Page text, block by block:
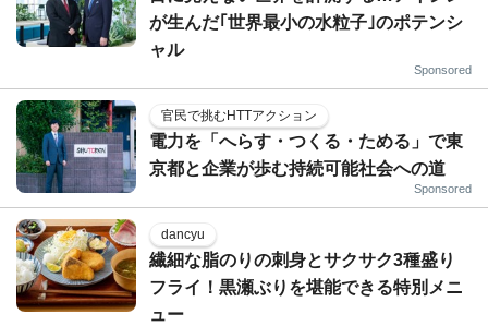
が生んだ｢世界最小の水粒子｣のポテンシ
ャル
Sponsored
官民で挑むHTTアクション
電力を「へらす・つくる・ためる」で東
京都と企業が歩む持続可能社会への道
Sponsored
dancyu
繊細な脂のりの刺身とサクサク3種盛り
フライ！黒瀬ぶりを堪能できる特別メニ
ュー